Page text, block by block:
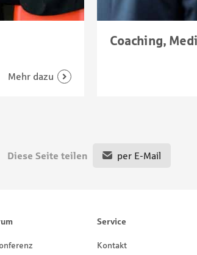
Coaching,
Diese Seite teilen per E-Mail
Service
Kontakt